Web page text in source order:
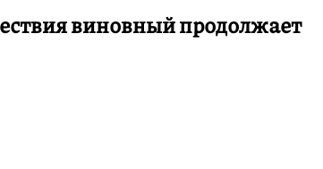
виновный продолжает